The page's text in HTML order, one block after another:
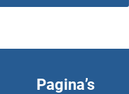
Pagina’s